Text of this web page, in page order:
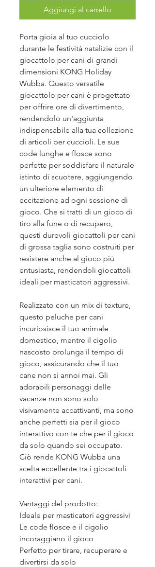
Aggiungi al carrello
Porta gioia al tuo cucciolo
durante le festività natalizie con il
giocattolo per cani di grandi
dimensioni KONG Holiday
Wubba. Questo versatile
giocattolo per cani è progettato
per offrire ore di divertimento,
rendendolo un'aggiunta
indispensabile alla tua collezione
di articoli per cuccioli. Le sue
code lunghe e flosce sono
perfette per soddisfare il naturale
istinto di scuotere, aggiungendo
un ulteriore elemento di
eccitazione ad ogni sessione di
gioco. Che si tratti di un gioco di
tiro alla fune o di recupero,
questi durevoli giocattoli per cani
di grossa taglia sono costruiti per
resistere anche al gioco più
entusiasta, rendendoli giocattoli
ideali per masticatori aggressivi.
Realizzato con un mix di texture,
questo peluche per cani
incuriosisce il tuo animale
domestico, mentre il cigolio
nascosto prolunga il tempo di
gioco, assicurando che il tuo
cane non si annoi mai. Gli
adorabili personaggi delle
vacanze non sono solo
visivamente accattivanti, ma sono
anche perfetti sia per il gioco
interattivo con te che per il gioco
da solo quando sei occupato.
Ciò rende KONG Wubba una
scelta eccellente tra i giocattoli
interattivi per cani.
Vantaggi del prodotto:
Ideale per masticatori aggressivi
Le code flosce e il cigolio
incoraggiano il gioco
Perfetto per tirare, recuperare e
divertirsi da solo